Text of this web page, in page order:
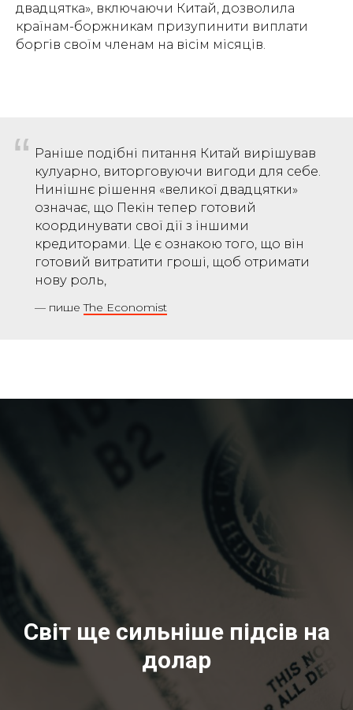
двадцятка», включаючи Китай, дозволила
країнам-боржникам призупинити виплати
боргів своїм членам на вісім місяців.
“ Раніше подібні питання Китай вирішував
кулуарно, виторговуючи вигоди для себе.
Нинішнє рішення «великої двадцятки»
означає, що Пекін тепер готовий
координувати свої дії з іншими
кредиторами. Це є ознакою того, що він
готовий витратити гроші, щоб отримати
нову роль,
— пишеThe Economist
Світ ще сильніше підсів на
долар